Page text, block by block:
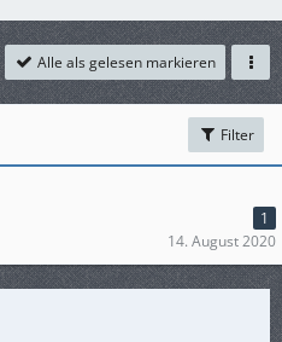
Alle als gelesen markieren
Filter
1
14. August 2020